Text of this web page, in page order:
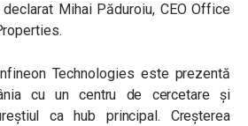
declarat Mihai Păduroiu, CEO Office
Technologies este prezentă
cu un centru de cercetare și
ca hub principal. Creșterea